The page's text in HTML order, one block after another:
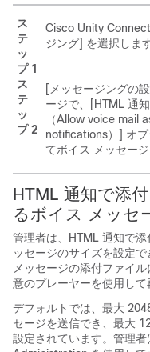
ス
テ
ッ
プ 1
Cisco Unity
ジング] を選択します
ス
テ
ッ
プ 2
[メッセージングの
ージで、[HTML 通
（Allow voice mail
notifications）] オプ
てボイス メッセージ
HTML 通知で添
るボイス メッセ
管理者は、HTML 通知で
ッセージのサイズを設定
メッセージの添付ファイ
意のプレーヤーを使用して
デフォルトでは、最大
セージを送信でき、最大
設定されています。管理